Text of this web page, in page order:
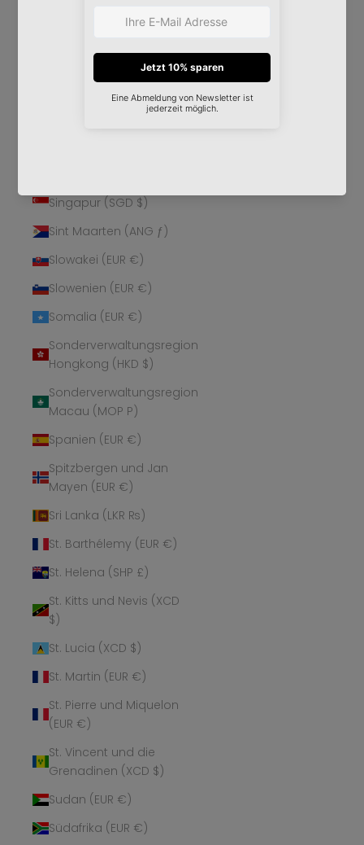
Schweiz (CHF CHF)
Senegal (XOF Fr)
Seychellen (EUR €)
Singapur (SGD $)
Sint Maarten (ANG ƒ)
Slowakei (EUR €)
Slowenien (EUR €)
Somalia (EUR €)
Sonderverwaltungsregion
Hongkong (HKD $)
Sonderverwaltungsregion
Macau (MOP P)
Spanien (EUR €)
Spitzbergen und Jan
Mayen (EUR €)
Sri Lanka (LKR ₨)
St. Barthélemy (EUR €)
St. Helena (SHP £)
St. Kitts und Nevis (XCD
$)
St. Lucia (XCD $)
St. Martin (EUR €)
St. Pierre und Miquelon
(EUR €)
St. Vincent und die
Grenadinen (XCD $)
Sudan (EUR €)
Südafrika (EUR €)